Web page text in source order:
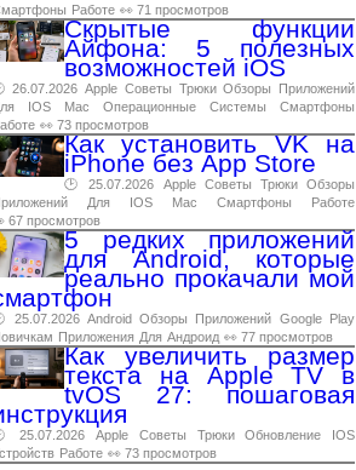
Работе 👀 71 просмотров
Скрытые функции
Айфона: 5 полезных
возможностей iOS
26.07.2026 Apple Советы Трюки Обзоры
Приложений
IOS Mac Операционные Системы
Смартфоны
👀 73 просмотров
Как установить VK на
iPhone без App Store
🕑 25.07.2026 Apple Советы Трюки Обзоры
Для IOS Mac Смартфоны
Работе
67 просмотров
5 редких приложений
для Android, которые
реально прокачали мой
25.07.2026 Android Обзоры Приложений Google
Play
Приложения Для Андроид 👀 77 просмотров
Как увеличить размер
текста на Apple TV в
tvOS 27: пошаговая
25.07.2026 Apple Советы Трюки Обновление
IOS
Работе 👀 73 просмотров